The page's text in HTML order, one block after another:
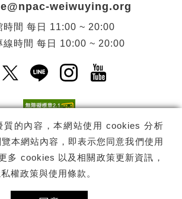
質的內容，本網站使用 cookies 分析
本網站內容，即表示您同意我們使用
多 cookies 以及相關政策更新資訊，
權政策與使用條款 。
weiwuying.org
時間 每日
11:00 ~ 20:00
線時間 每日 10:00 ~ 20:00
另開新視窗)
X(另開新視窗)
LINE(另開新視窗)
Instagram(另開新視
YouTube(另開
訂閱
演藝術中心 -衛武營國家藝術文化中心